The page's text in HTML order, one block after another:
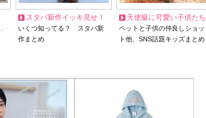
スタバ新作イッキ見せ！
いくつ知ってる？ スタバ新
作まとめ
天使級に可愛い子供たち
ペットと子供の仲良しショッ
ト他、SNS話題キッズまとめ